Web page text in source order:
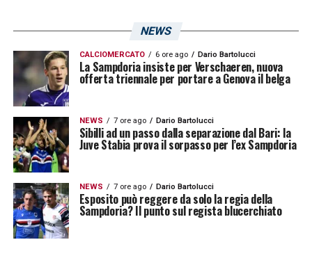
NEWS
CALCIOMERCATO 6 ore ago Dario Bartolucci
La Sampdoria insiste per Verschaeren, nuova
offerta triennale per portare a Genova il belga
NEWS 7 ore ago Dario Bartolucci
Sibilli ad un passo dalla separazione dal Bari: la
Juve Stabia prova il sorpasso per l’ex Sampdoria
NEWS 7 ore ago Dario Bartolucci
Esposito può reggere da solo la regia della
Sampdoria? Il punto sul regista blucerchiato